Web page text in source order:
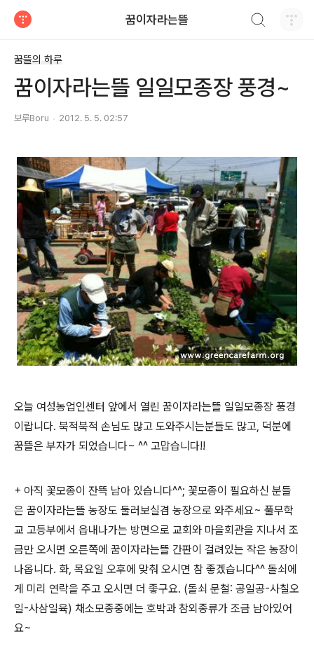
꿈이자라는뜰
꿈뜰의 하루
꿈이자라는뜰 일일모종장 풍경~
보루Boru 2012. 5. 5. 02:57
오늘 여성농업인센터 앞에서 열린 꿈이자라는뜰 일일모종장 풍경
이랍니다. 북적북적 손님도 많고 도와주시는분들도 많고, 덕분에
꿈뜰은 부자가 되었습니다~ ^^ 고맙습니다!!
+ 아직 꽃모종이 잔뜩 남아 있습니다^^; 꽃모종이 필요하신 분들
은 꿈이자라는뜰 농장도 둘러보실겸 농장으로 와주세요~ 풀무학
교 고등부에서 읍내나가는 방면으로 교회와 마을회관을 지나서 조
금만 오시면 오른쪽에 꿈이자라는뜰 간판이 걸려있는 작은 농장이
나옵니다. 화, 목요일 오후에 맞춰 오시면 참 좋겠습니다^^ 돌쇠에
게 미리 연락을 주고 오시면 더 좋구요. (돌쇠 문철: 공일공-사칠오
일-사삼일육) 채소모종중에는 호박과 참외종류가 조금 남아있어
요~